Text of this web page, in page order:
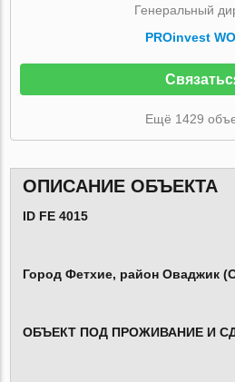
Генеральный
PROinvest
Ещё 1429
ОПИСАНИЕ ОБЪЕКТА
ID FE 4015
Город Фетхие, район Оваджик
ОБЪЕКТ ПОД ПРОЖИВАНИЕ И